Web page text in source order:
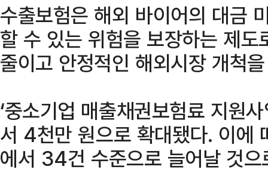
수출보험은 해외 바이어의 대금
할 수 있는 위험을 보장하는 제
줄이고 안정적인 해외시장 개척
‘중소기업 매출채권보험료 지원
서 4천만 원으로 확대됐다. 이에
에서 34건 수준으로 늘어날 것으